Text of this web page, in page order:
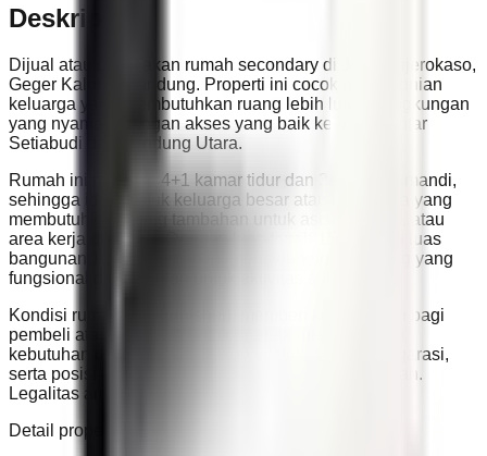
Deskripsi
Dijual atau disewakan rumah secondary di Jalan Cijerokaso,
Geger Kalong, Bandung. Properti ini cocok untuk hunian
keluarga yang membutuhkan ruang lebih luas di lingkungan
yang nyaman, dengan akses yang baik ke area sekitar
Setiabudi dan Bandung Utara.
Rumah ini memiliki 4+1 kamar tidur dan 3+1 kamar mandi,
sehingga ideal untuk keluarga besar atau bagi Anda yang
membutuhkan ruang tambahan untuk asisten, tamu, atau
area kerja di rumah. Dengan luas tanah 154 m² dan luas
bangunan 150 m², rumah ini menawarkan tata ruang yang
fungsional dan nyaman untuk aktivitas sehari-hari.
Kondisi rumah non-furnished, memberi keleluasaan bagi
pembeli atau penyewa untuk menata interior sesuai
kebutuhan dan selera. Didukung listrik 2.200 watt, garasi,
serta posisi hadap selatan yang menjadi nilai tambah.
Legalitas aman dengan sertifikat SHM.
Detail properti: